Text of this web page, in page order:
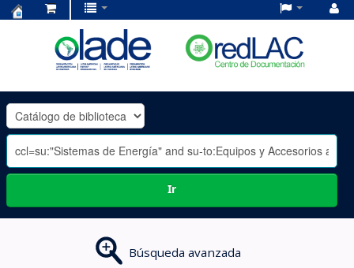
OLADE
-
Ir
Búsqueda avanzada